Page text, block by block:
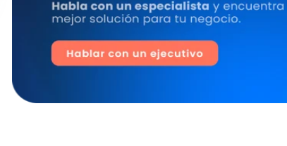
Esto no solo ayuda a mantener la mente
sensación de urgencia controlada, lo que se
divagación.
Es una estrategia potente porque combate